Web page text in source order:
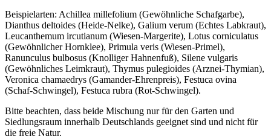
Beispielarten: Achillea millefolium (Gewöhnliche Schafgarbe),
Dianthus deltoides (Heide-Nelke), Galium verum (Echtes Labkraut),
Leucanthemum ircutianum (Wiesen-Margerite), Lotus corniculatus
(Gewöhnlicher Hornklee), Primula veris (Wiesen-Primel),
Ranunculus bulbosus (Knolliger Hahnenfuß), Silene vulgaris
(Gewöhnliches Leimkraut), Thymus pulegioides (Arznei-Thymian),
Veronica chamaedrys (Gamander-Ehrenpreis), Festuca ovina
(Schaf-Schwingel), Festuca rubra (Rot-Schwingel).
Bitte beachten, dass beide Mischung nur für den Garten und
Siedlungsraum innerhalb Deutschlands geeignet sind und nicht für
die freie Natur.